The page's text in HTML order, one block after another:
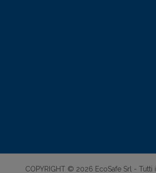
COPYRIGHT © 2026 EcoSafe Srl - Tutti